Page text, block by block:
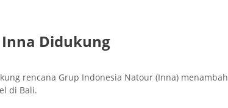
Didukung
rencana Grup Indonesia Natour (Inna) menambah
di Bali.